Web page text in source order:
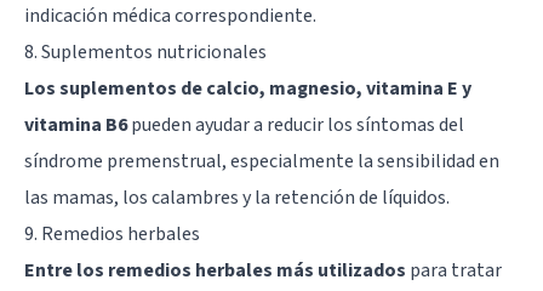
indicación médica correspondiente.
8. Suplementos nutricionales
Los suplementos de calcio, magnesio, vitamina E y
vitamina B6pueden ayudar a reducir los síntomas del
síndrome premenstrual, especialmente la sensibilidad en
las mamas, los calambres y la retención de líquidos.
9. Remedios herbales
Entre los remedios herbales más utilizados para tratar